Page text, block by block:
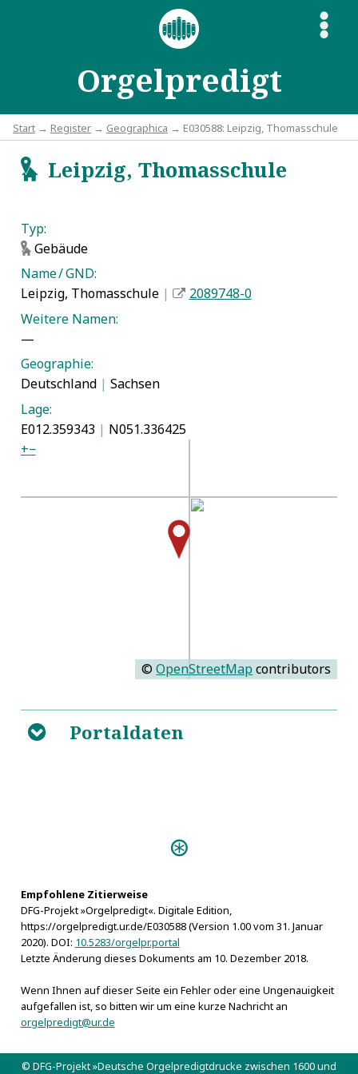
Orgelpredigt
S
Start → Register → Geographica → E030588: Leipzig, Thomasschule
gLeipzig, Thomasschule
Typ:
gGebäude
Name / GND:
Leipzig, Thomasschule |
2089748-0
Weitere Namen:
—
Geographie:
Deutschland | Sachsen
Lage:
E012.359343 | N051.336425
+−
©OpenStreetMap contributors
B Portaldaten
Calvisius, Sethus
Knüpfer, Sebastian
Empfohlene Zitierweise
DFG-Projekt »Orgelpredigt«. Digitale Edition,
https://orgelpredigt.ur.de/E030588 (Version 1.00 vom 31. Januar
2020). DOI: 10.5283/orgelpr.portal
Letzte Änderung dieses Dokuments am 10. Dezember 2018.
Wenn Ihnen auf dieser Seite ein Fehler oder eine Ungenauigkeit
aufgefallen ist, so bitten wir um eine kurze Nachricht an
orgelpredigt@ur.de
© DFG-Projekt »Deutsche Orgelpredigtdrucke zwischen 1600 und